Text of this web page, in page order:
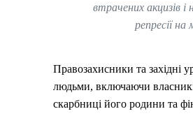
втрачених акцизів
репресії
Правозахисники та західні
людьми, включаючи
скарбниці його родини та